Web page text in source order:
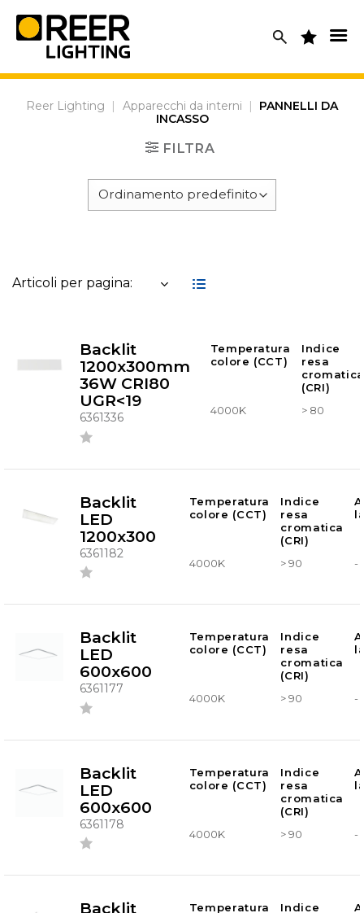
content
Reer Lighting | Apparecchi da interni |
PANNELLI DA
INCASSO
FILTRA
Articoli per pagina:
Backlit
1200x300mm
36W CRI80
UGR<19
6361336
Temperatura
colore (CCT)
Indice
resa
cromatica
(CRI)
4000K
> 80
Backlit
LED
1200x300
6361182
Temperatura
colore (CCT)
Indice
resa
cromatica
(CRI)
4000K > 90 -
Backlit
LED
600x600
6361177
Temperatura
colore (CCT)
Indice
resa
cromatica
(CRI)
4000K > 90 -
Backlit
LED
600x600
6361178
Temperatura
colore (CCT)
Indice
resa
cromatica
(CRI)
4000K > 90 -
Backlit
Temperatura
Indice